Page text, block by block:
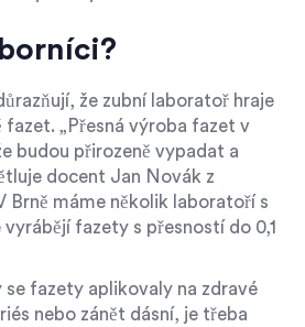
že zubní laboratoř hraje
„Přesná výroba fazet v
budou přirozeně vypadat a
docent Jan Novák z
Brně máme několik laboratoří s
fazety s přesností do 0,1
fazety aplikovaly na zdravé
nebo zánět dásní, je třeba